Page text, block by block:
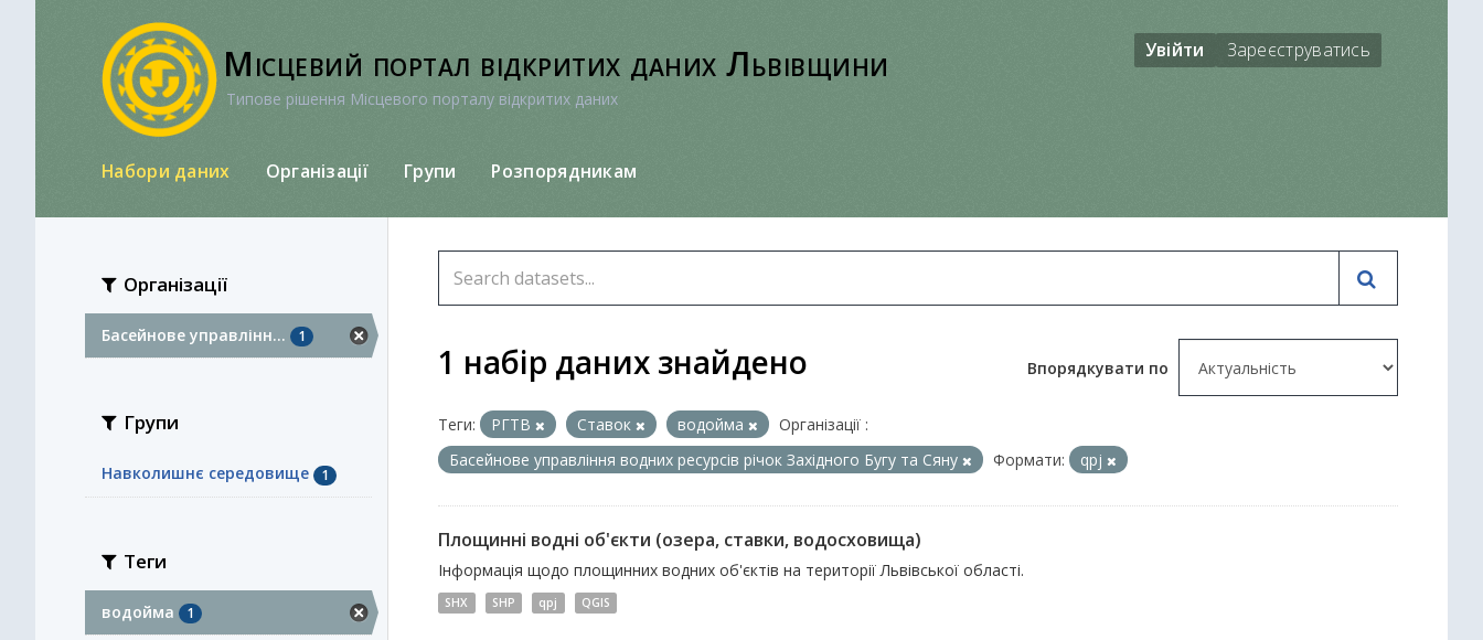
Місцевий портал відкритих даних Львівщини
Типове рішення Місцевого порталу відкритих даних
Увійти Зареєструватись
Набори даних Організації Групи Розпорядникам
Організації
Басейнове управлінн... 1
Групи
Навколишнє середовище 1
Теги
водойма 1
Впорядкувати по
1 набір даних знайдено
Теги: РГТВ Ставок водойма
Організації :
Басейнове управління водних ресурсів річок Західного Бугу та Сяну
Формати: qpj
Площинні водні об'єкти (озера, ставки, водосховища)
Інформація щодо площинних водних об'єктів на території Львівської області.
SHX SHP qpj QGIS